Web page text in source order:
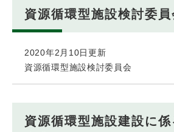
資源循環型施設検討委員
2020年2月10日更新
資源循環型施設検討委員会
資源循環型施設建設に